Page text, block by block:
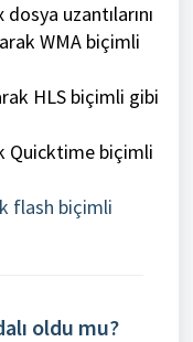
uzantılarını
WMA biçimli
HLS biçimli gibi
Quicktime biçimli
flash biçimli
oldu mu?